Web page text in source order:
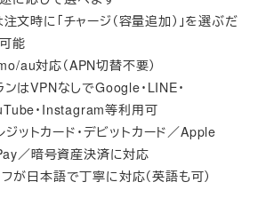
文時に「チャージ（容量追加）」を選ぶだ
能
au対応（APN切替不要）
はVPNなしでGoogle・LINE・
・Instagram等利用可
ットカード・デビットカード／Apple
／暗号資産決済に対応
が日本語で丁寧に対応（英語も可）